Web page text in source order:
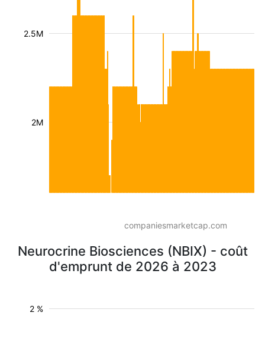
2M
2.5M
companiesmarketcap.com
Neurocrine Biosciences (NBIX) - coût
d'emprunt de 2026 à 2023
2 %